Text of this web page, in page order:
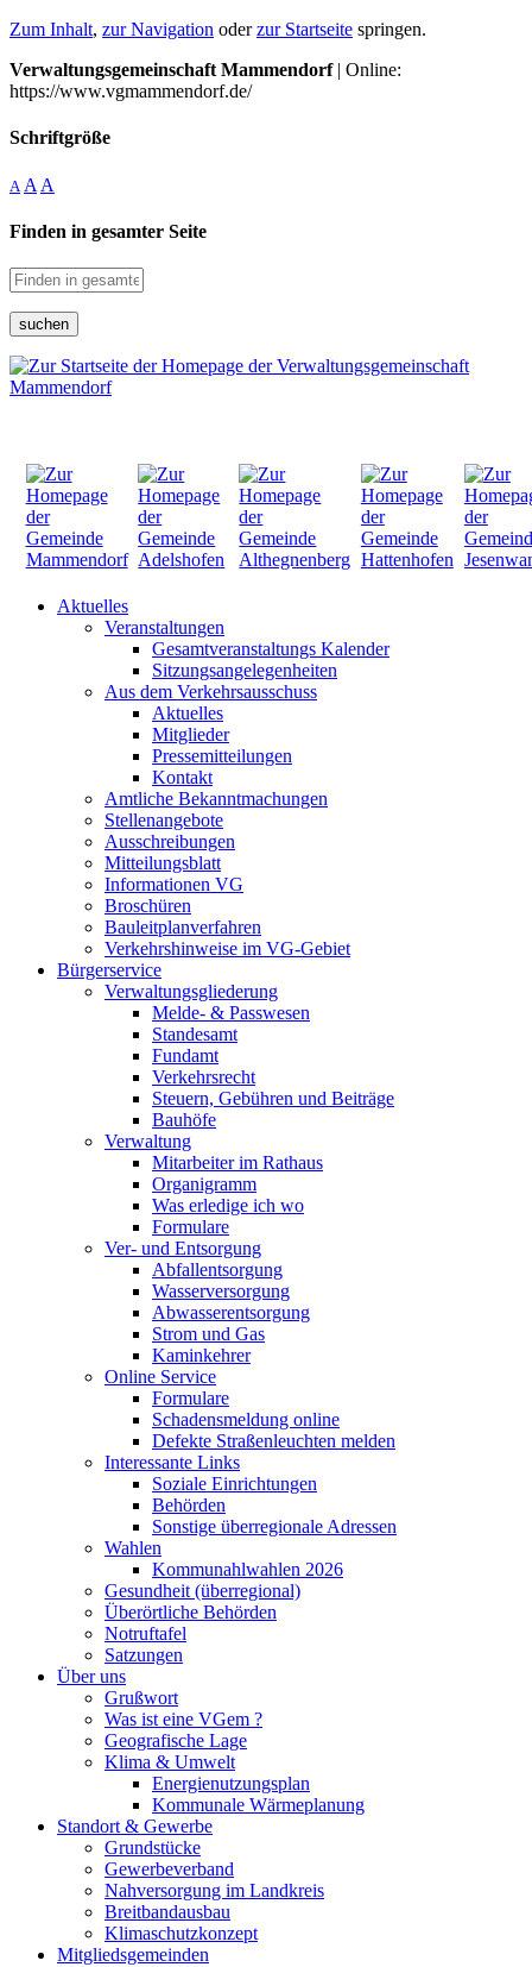
Zum Inhalt, zur Navigation oderzur Startseite springen.
Verwaltungsgemeinschaft Mammendorf| Online:
https://www.vgmammendorf.de/
Schriftgröße
A A A
Finden in gesamter Seite
suchen
Aktuelles
Veranstaltungen
Gesamtveranstaltungs Kalender
Sitzungsangelegenheiten
Aus dem Verkehrsausschuss
Aktuelles
Mitglieder
Pressemitteilungen
Kontakt
Amtliche Bekanntmachungen
Stellenangebote
Ausschreibungen
Mitteilungsblatt
Informationen VG
Broschüren
Bauleitplanverfahren
Verkehrshinweise im VG-Gebiet
Bürgerservice
Verwaltungsgliederung
Melde- & Passwesen
Standesamt
Fundamt
Verkehrsrecht
Steuern, Gebühren und Beiträge
Bauhöfe
Verwaltung
Mitarbeiter im Rathaus
Organigramm
Was erledige ich wo
Formulare
Ver- und Entsorgung
Abfallentsorgung
Wasserversorgung
Abwasserentsorgung
Strom und Gas
Kaminkehrer
Online Service
Formulare
Schadensmeldung online
Defekte Straßenleuchten melden
Interessante Links
Soziale Einrichtungen
Behörden
Sonstige überregionale Adressen
Wahlen
Kommunahlwahlen 2026
Gesundheit (überregional)
Überörtliche Behörden
Notruftafel
Satzungen
Über uns
Grußwort
Was ist eine VGem ?
Geografische Lage
Klima & Umwelt
Energienutzungsplan
Kommunale Wärmeplanung
Standort & Gewerbe
Grundstücke
Gewerbeverband
Nahversorgung im Landkreis
Breitbandausbau
Klimaschutzkonzept
Mitgliedsgemeinden